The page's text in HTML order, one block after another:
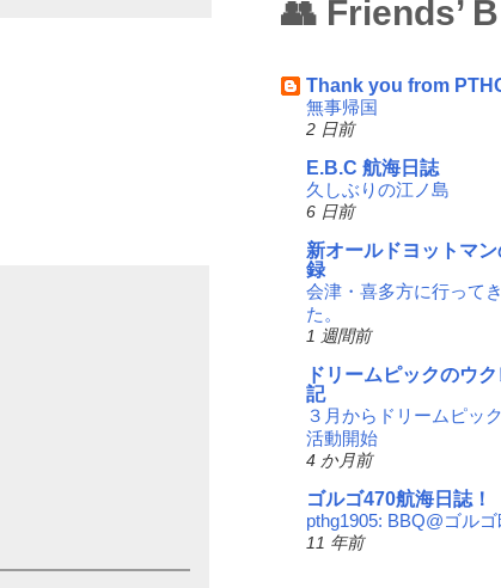
👥 Friends’
Thank you from
無事帰国
2 日前
E.B.C 航海日誌
久しぶりの江ノ島
6 日前
新オールドヨットマ
録
会津・喜多方に行って
た。
1 週間前
ドリームピックのウ
記
３月からドリームピッ
活動開始
4 か月前
ゴルゴ470航海日誌！
pthg1905: BBQ@ゴル
11 年前